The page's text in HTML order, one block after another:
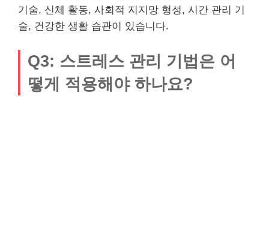
기술, 신체 활동, 사회적 지지망 형성, 시간 관리 기
술, 건강한 생활 습관이 있습니다.
Q3: 스트레스 관리 기법은 어
떻게 적용해야 하나요?